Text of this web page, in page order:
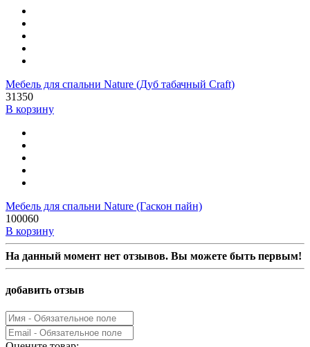
Мебель для спальни Nature (Дуб табачный Craft)
31350
В корзину
Мебель для спальни Nature (Гаскон пайн)
100060
В корзину
На данный момент нет отзывов. Вы можете быть первым!
добавить отзыв